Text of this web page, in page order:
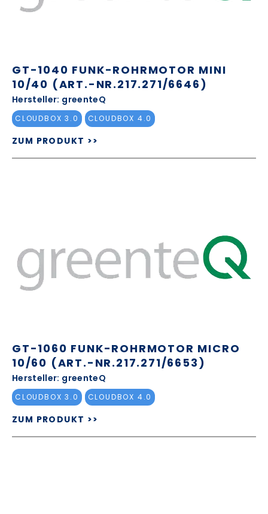
GT-1040 FUNK-ROHRMOTOR MINI
10/40 (ART.-NR.217.271/6646)
Hersteller: greenteQ
CLOUDBOX 3.0 CLOUDBOX 4.0
ZUM PRODUKT >>
GT-1060 FUNK-ROHRMOTOR MICRO
10/60 (ART.-NR.217.271/6653)
Hersteller: greenteQ
CLOUDBOX 3.0 CLOUDBOX 4.0
ZUM PRODUKT >>